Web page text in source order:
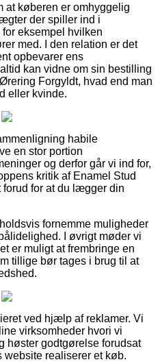
at køberen er omhyggelig
der spiller ind i
eksempel hvilken
med. I den relation er det
opbevarer ens
kan vidne om sin bestilling
Forgyldt, hvad end man
eller kvinde.
habile
en stor portion
og derfor går vi ind for,
kritik af Enamel Stud
for at du lægger din
fornemme muligheder
I øvrigt møder vi
er muligt at frembringe en
tillige bør tages i brug til at
ved hjælp af reklamer. Vi
virksomheder hvori vi
høster godtgørelse forudsat
website realiserer et køb.